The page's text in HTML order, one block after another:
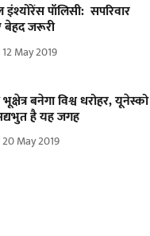
इंश्योरेंस पॉलिसी: सपरिवार
बेहद जरूरी
12 May 2019
बनेगा विश्व धरोहर, यूनेस्को
है यह जगह
20 May 2019